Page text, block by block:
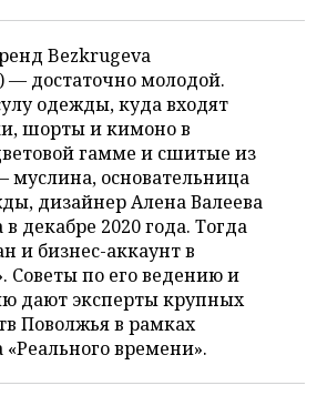
Bezkrugeva
— достаточно молодой.
одежды, куда входят
шорты и кимоно в
гамме и сшитые из
муслина, основательница
дизайнер Алена Валеева
декабре 2020 года. Тогда
и бизнес-аккаунт в
Советы по его ведению и
дают эксперты крупных
Поволжья в рамках
«Реального времени».